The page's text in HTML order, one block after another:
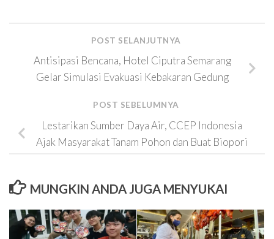
POST SELANJUTNYA
Antisipasi Bencana, Hotel Ciputra Semarang
Gelar Simulasi Evakuasi Kebakaran Gedung
POST SEBELUMNYA
Lestarikan Sumber Daya Air, CCEP Indonesia
Ajak Masyarakat Tanam Pohon dan Buat Biopori
MUNGKIN ANDA JUGA MENYUKAI